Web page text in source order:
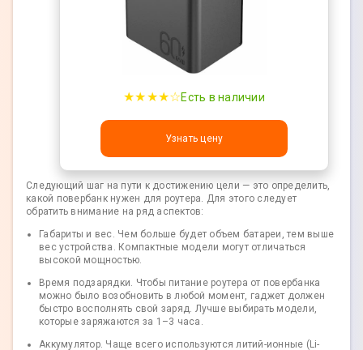
★★★★☆Есть в наличии
Узнать цену
Следующий шаг на пути к достижению цели — это определить,
какой повербанк нужен для роутера. Для этого следует
обратить внимание на ряд аспектов:
Габариты и вес. Чем больше будет объем батареи, тем выше
вес устройства. Компактные модели могут отличаться
высокой мощностью.
Время подзарядки. Чтобы питание роутера от повербанка
можно было возобновить в любой момент, гаджет должен
быстро восполнять свой заряд. Лучше выбирать модели,
которые заряжаются за 1–3 часа.
Аккумулятор. Чаще всего используются литий-ионные (Li-